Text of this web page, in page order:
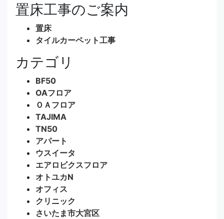
置床工事のご案内
置床
タイルカーペット工事
カテゴリ
BF50
OAフロア
ＯＡフロア
TAJIMA
TN50
アパート
ウスイータ
エアロビクスフロア
オトユカN
オフィス
クリニック
さいたま市大宮区